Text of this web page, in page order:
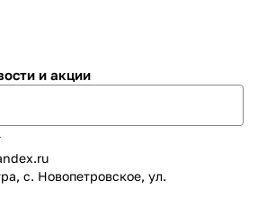
и акции
с. Новопетровское, ул.